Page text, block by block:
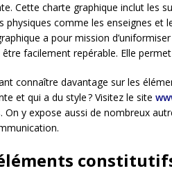
Cette charte graphique inclut les
physiques comme les enseignes et
a pour mission
être facilement repérable. Elle
connaître davantage sur les
et qui a du style ? Visitez le site
On y expose aussi de nombreux